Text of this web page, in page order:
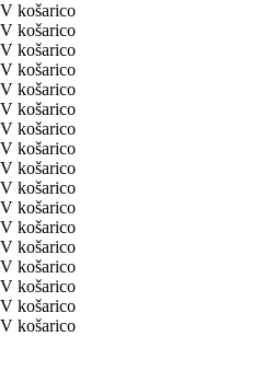
V košarico
V košarico
V košarico
V košarico
V košarico
V košarico
V košarico
V košarico
V košarico
V košarico
V košarico
V košarico
V košarico
V košarico
V košarico
V košarico
V košarico